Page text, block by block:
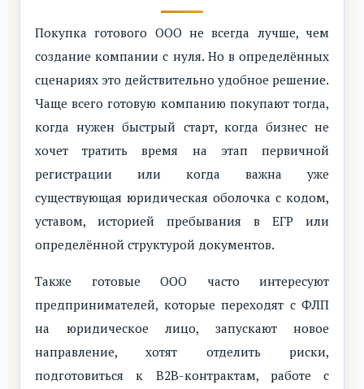
Покупка готового ООО не всегда лучше, чем
создание компании с нуля. Но в определённых
сценариях это действительно удобное решение.
Чаще всего готовую компанию покупают тогда,
когда нужен быстрый старт, когда бизнес не
хочет тратить время на этап первичной
регистрации или когда важна уже
существующая юридическая оболочка с кодом,
уставом, историей пребывания в ЕГР или
определённой структурой документов.
Также готовые ООО часто интересуют
предпринимателей, которые переходят с ФЛП
на юридическое лицо, запускают новое
направление, хотят отделить риски,
подготовиться к B2B-контрактам, работе с